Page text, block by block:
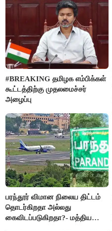
செய்த கொடூரம்
#BREAKING தமிழக எம்பிக்கள்
கூட்டத்திற்கு முதலமைச்சர்
அழைப்பு
பரந்தூர் விமான நிலைய திட்டம்
தொடர்கிறதா அல்லது
கைவிடப்படுகிறதா?- மத்திய